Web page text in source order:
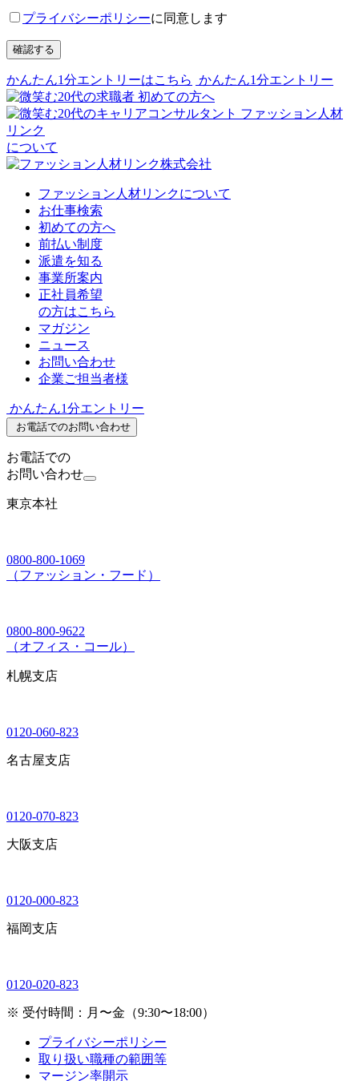
プライバシーポリシーに同意します
確認する
かんたん1分エントリーはこちら かんたん1分エントリー
初めての方へ
ファッション人材
リンク
について
ファッション人材リンクについて
お仕事検索
初めての方へ
前払い制度
派遣を知る
事業所案内
正社員希望
の方はこちら
マガジン
ニュース
お問い合わせ
企業ご担当者様
かんたん1分エントリー
お電話でのお問い合わせ
お電話での
お問い合わせ
東京本社
0800-800-1069
（ファッション・フード）
0800-800-9622
（オフィス・コール）
札幌支店
0120-060-823
名古屋支店
0120-070-823
大阪支店
0120-000-823
福岡支店
0120-020-823
※ 受付時間：月〜金（9:30〜18:00）
プライバシーポリシー
取り扱い職種の範囲等
マージン率開示